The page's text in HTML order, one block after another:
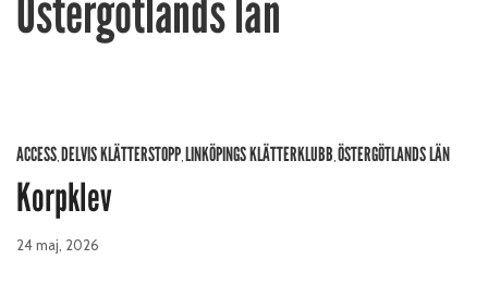
Östergötlands län
ACCESS,DELVIS KLÄTTERSTOPP,LINKÖPINGS KLÄTTERKLUBB,ÖSTERGÖTLANDS LÄN
Korpklev
24 maj, 2026